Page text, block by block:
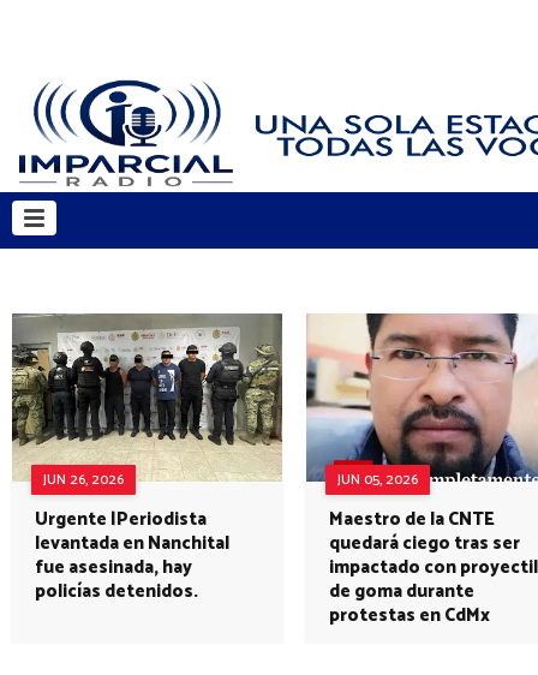
JUN 26, 2026
Urgente |Periodista
levantada en Nanchital
fue asesinada, hay
policías detenidos.
JUN 05, 2026
Maestro de la CNTE
quedará ciego tras ser
impactado con proyectil
de goma durante
protestas en CdMx